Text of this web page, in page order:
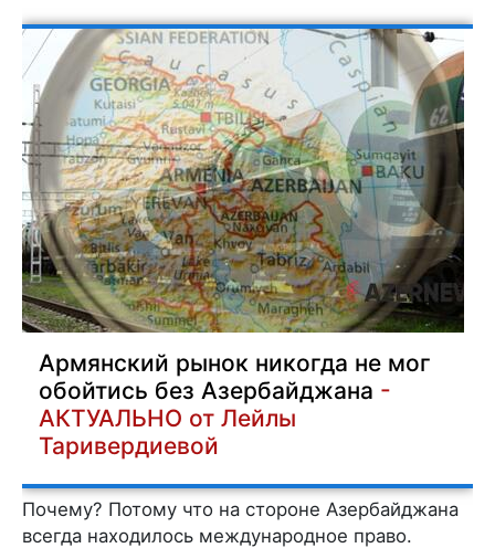
Армянский рынок никогда не мог
обойтись без Азербайджана -
АКТУАЛЬНО от Лейлы
Таривердиевой
Почему? Потому что на стороне Азербайджана
всегда находилось международное право.